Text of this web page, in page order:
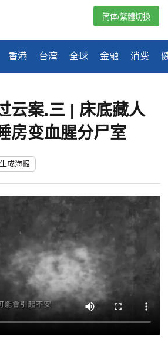
香港 台湾 全球 金融 消费
简体/繁體切換
云案.三 | 床底藏人
房变血腥分尸室
生成海报